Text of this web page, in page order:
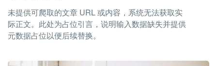
未提供可爬取的文章 URL 或内容，系统无法获取实
际正文。此处为占位引言，说明输入数据缺失并提供
元数据占位以便后续替换。